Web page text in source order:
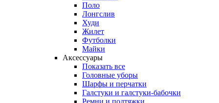
Поло
Лонгслив
Худи
Жилет
Футболки
Майки
Аксессуары
Показать все
Головные уборы
Шарфы и перчатки
Галстуки и галстуки-бабочки
Ремни и подтяжки